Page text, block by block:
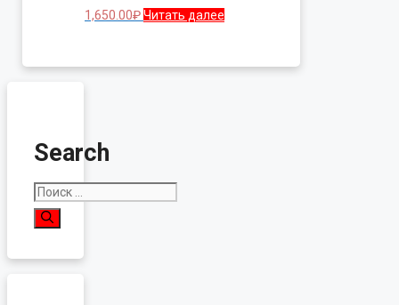
1,650.00₽Читать далее
Search
Поиск: